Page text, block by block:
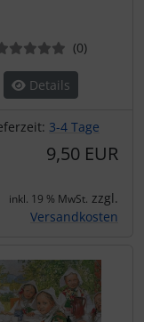
(0)
Details
3-4 Tage
9,50 EUR
inkl. 19 % MwSt. zzgl.
Versandkosten